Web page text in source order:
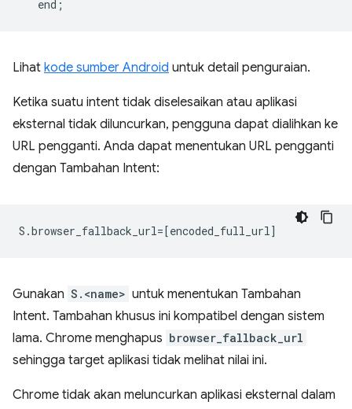
Lihat kode sumber Android untuk detail penguraian.
Ketika suatu intent tidak diselesaikan atau aplikasi
eksternal tidak diluncurkan, pengguna dapat dialihkan ke
URL pengganti. Anda dapat menentukan URL pengganti
dengan Tambahan Intent:
Gunakan S.<name> untuk menentukan Tambahan
Intent. Tambahan khusus ini kompatibel dengan sistem
lama. Chrome menghapus browser_fallback_url
sehingga target aplikasi tidak melihat nilai ini.
Chrome tidak akan meluncurkan aplikasi eksternal dalam